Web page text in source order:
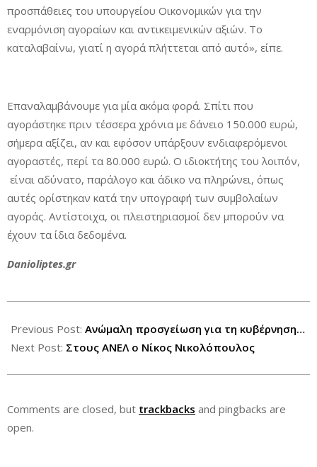
προσπάθειες του υπουργείου Οικονομικών για την
εναρμόνιση αγοραίων και αντικειμενικών αξιών. Το
καταλαβαίνω, γιατί η αγορά πλήττεται από αυτό», είπε.
Επαναλαμβάνουμε για μία ακόμα φορά. Σπίτι που
αγοράστηκε πριν τέσσερα χρόνια με δάνειο 150.000 ευρώ,
σήμερα αξίζει, αν και εφόσον υπάρξουν ενδιαφερόμενοι
αγοραστές, περί τα 80.000 ευρώ. Ο ιδιοκτήτης του λοιπόν,
είναι αδύνατο, παράλογο και άδικο να πληρώνει, όπως
αυτές ορίστηκαν κατά την υπογραφή των συμβολαίων
αγοράς. Αντίστοιχα, οι πλειστηριασμοί δεν μπορούν να
έχουν τα ίδια δεδομένα.
Danioliptes.gr
10-
08
Previous Post: Ανώμαλη προσγείωση για τη κυβέρνηση…
Next Post: Στους ΑΝΕΛ ο Νίκος Νικολόπουλος
Comments are closed, but trackbacks and pingbacks are
open.